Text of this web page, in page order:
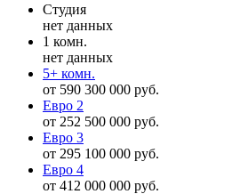
Студия
нет данных
1 комн.
нет данных
5+ комн.
от 590 300 000 руб.
Евро 2
от 252 500 000 руб.
Евро 3
от 295 100 000 руб.
Евро 4
от 412 000 000 руб.